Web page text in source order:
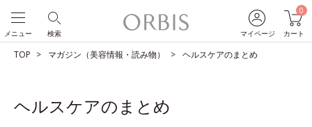
マイページ
0
カート
検索
メニュー
TOP マガジン（美容情報・読み物） ヘルスケアのまとめ
ヘルスケアのまとめ